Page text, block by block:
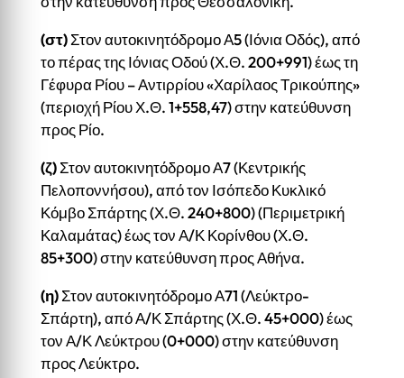
(στ)Στον αυτοκινητόδρομο Α5 (Ιόνια Οδός), από
το πέρας της Ιόνιας Οδού (Χ.Θ. 200+991) έως τη
Γέφυρα Ρίου – Αντιρρίου «Χαρίλαος Τρικούπης»
(περιοχή Ρίου Χ.Θ. 1+558,47) στην κατεύθυνση
προς Ρίο.
(ζ)Στον αυτοκινητόδρομο Α7 (Κεντρικής
Πελοποννήσου), από τον Ισόπεδο Κυκλικό
Κόμβο Σπάρτης (Χ.Θ. 240+800) (Περιμετρική
Καλαμάτας) έως τον Α/Κ Κορίνθου (Χ.Θ.
85+300) στην κατεύθυνση προς Αθήνα.
(η)Στον αυτοκινητόδρομο Α71 (Λεύκτρο-
Σπάρτη), από Α/Κ Σπάρτης (Χ.Θ. 45+000) έως
τον Α/Κ Λεύκτρου (0+000) στην κατεύθυνση
προς Λεύκτρο.